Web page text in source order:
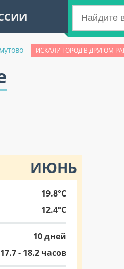
ИСКАЛИ ГОРОД В ДРУГОМ
ИЮНЬ
19.8°C
12.4°C
10 дней
17.7 - 18.2 часов